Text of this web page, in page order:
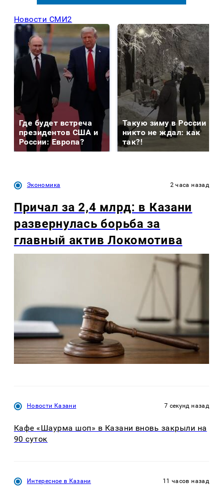
Новости СМИ2
Где будет встреча
президентов США и
России: Европа?
Такую зиму в России
никто не ждал: как
так?!
Экономика 2 часа назад
Причал за 2,4 млрд: в Казани
развернулась борьба за
главный актив Локомотива
Новости Казани 7 секунд назад
Кафе «Шаурма шоп» в Казани вновь закрыли на
90 суток
Интересное в Казани 11 часов назад